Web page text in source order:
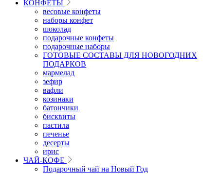
КОНФЕТЫ
весовые конфеты
наборы конфет
шоколад
подарочные конфеты
подарочные наборы
ГОТОВЫЕ СОСТАВЫ ДЛЯ НОВОГОДНИХ
ПОДАРКОВ
мармелад
зефир
вафли
козинаки
батончики
бисквиты
пастила
печенье
десерты
ирис
ЧАЙ-КОФЕ
Подарочный чай на Новый Год